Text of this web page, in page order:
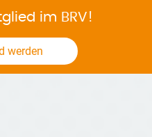
im BRV!
werden